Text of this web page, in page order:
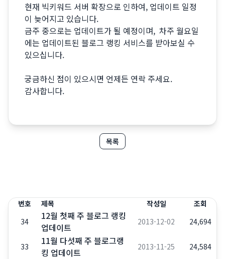
현재 빅키워드 서버 확장으로 인하여, 업데이트 일정
이 늦어지고 있습니다.
금주 중으로는 업데이트가 될 예정이며, 차주 월요일
에는 업데이트된 블로그 랭킹 서비스를 받아보실 수
있으십니다.
궁금하신 점이 있으시면 언제든 연락 주세요.
감사합니다.
목록
번호 제목 작성일
조회
34
12월 첫째 주 블로그 랭킹
업데이트
2013-12-02 24,694
33
11월 다섯째 주 블로그랭
킹 업데이트
2013-11-25 24,584